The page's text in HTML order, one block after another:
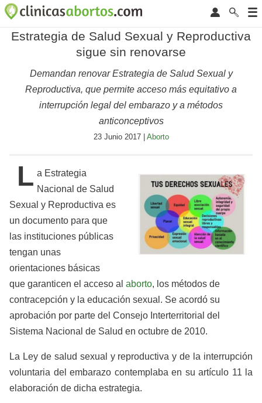
Estrategia de Salud Sexual y Reproductiva
sigue sin renovarse
Demandan renovar Estrategia de Salud Sexual y
Reproductiva, que permite acceso más equitativo a
interrupción legal del embarazo y a métodos
anticonceptivos
23 Junio 2017 | Aborto
L a Estrategia
Nacional de Salud
Sexual y Reproductiva es
un documento para que
las instituciones públicas
tengan unas
orientaciones básicas
que garanticen el acceso al aborto, los métodos de
contracepción y la educación sexual. Se acordó su
aprobación por parte del Consejo Interterritorial del
Sistema Nacional de Salud en octubre de 2010.
La Ley de salud sexual y reproductiva y de la interrupción
voluntaria del embarazo contemplaba en su artículo 11 la
elaboración de dicha estrategia.